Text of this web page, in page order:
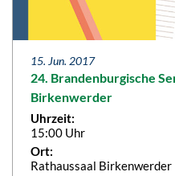
15. Jun. 2017
24. Brandenburgische
Birkenwerder
Uhrzeit:
15:00 Uhr
Ort:
Rathaussaal Birkenwerder